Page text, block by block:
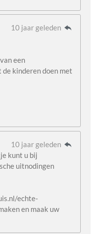
10 jaar geleden
een
kinderen doen met
10 jaar geleden
kunt u bij
uitnodingen
echte-
en maak uw